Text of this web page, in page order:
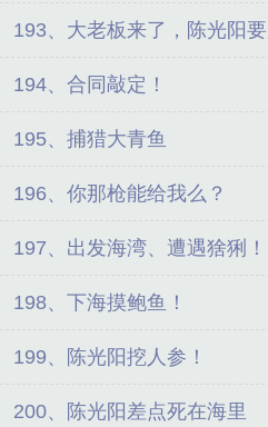
193、大老板来了，陈光阳要
194、合同敲定！
195、捕猎大青鱼
196、你那枪能给我么？
197、出发海湾、遭遇猞猁！
198、下海摸鲍鱼！
199、陈光阳挖人参！
200、陈光阳差点死在海里